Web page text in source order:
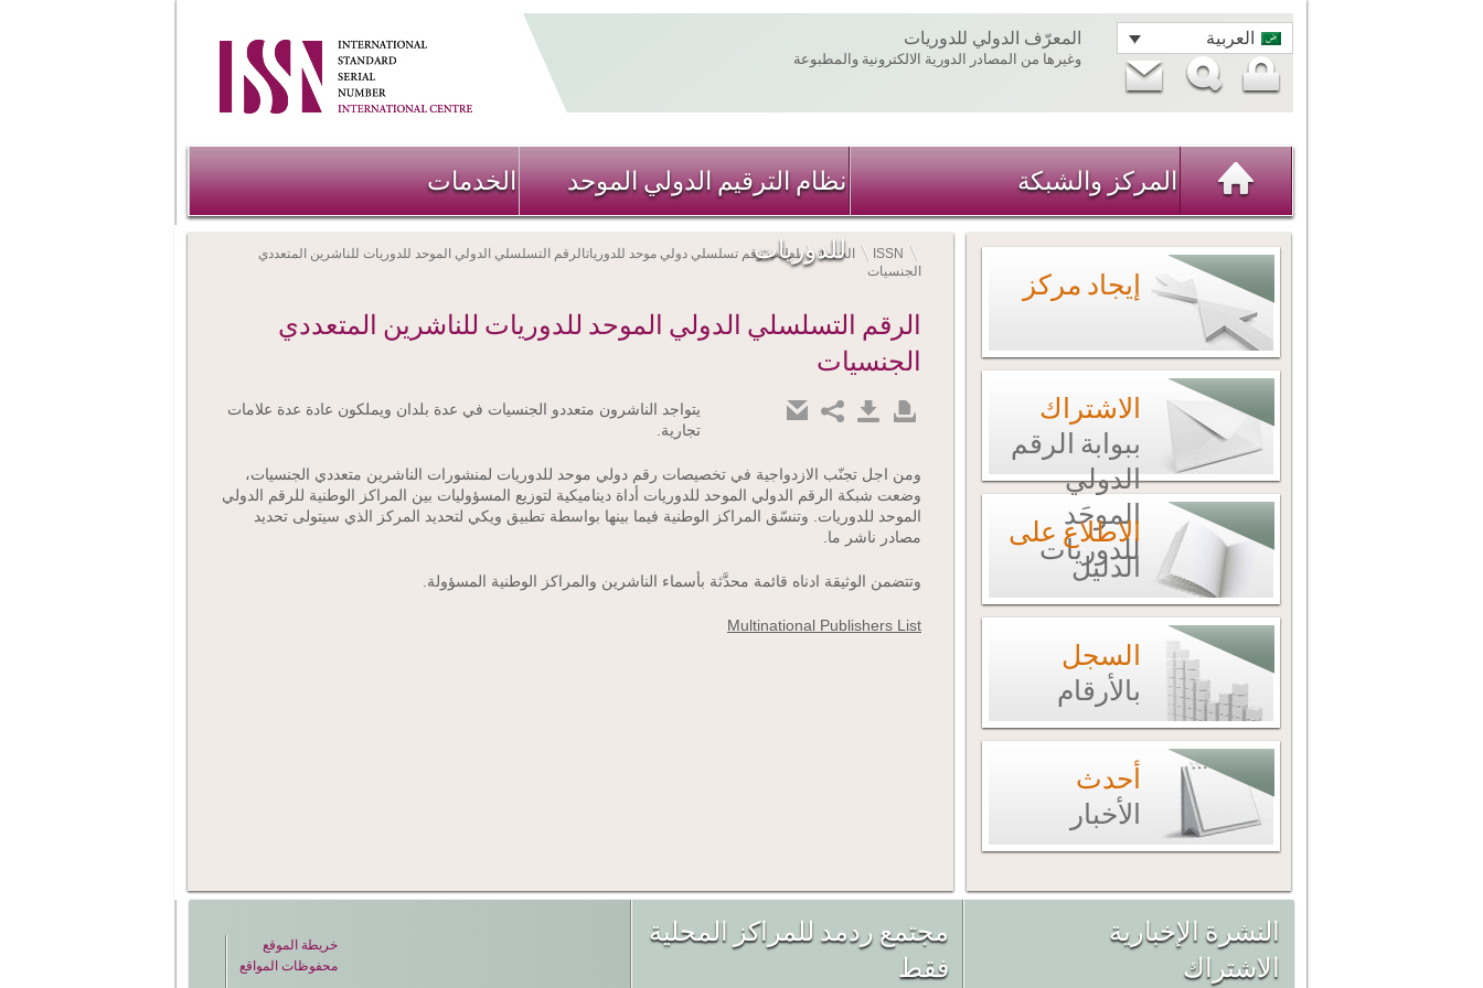
المعرّف الدولي للدوريات
وغيرها من المصادر الدورية الالكترونية والمطبوعة
العربية
المركز والشبكة نظام الترقيم الدولي الموحد
للدوريات
الخدمات
ISSN الخدمات لطلب رقم تسلسلي دولي موحد للدورياتالرقم التسلسلي الدولي الموحد للدوريات للناشرين المتعددي
الجنسيات
الرقم التسلسلي الدولي الموحد للدوريات للناشرين المتعددي
الجنسيات
يتواجد الناشرون متعددو الجنسيات في عدة بلدان ويملكون عادة عدة علامات
تجارية.
ومن اجل تجنّب الازدواجية في تخصيصات رقم دولي موحد للدوريات لمنشورات الناشرين متعددي الجنسيات،
وضعت شبكة الرقم الدولي الموحد للدوريات أداة ديناميكية لتوزيع المسؤوليات بين المراكز الوطنية للرقم الدولي
الموحد للدوريات. وتنسّق المراكز الوطنية فيما بينها بواسطة تطبيق ويكي لتحديد المركز الذي سيتولى تحديد
مصادر ناشر ما.
وتتضمن الوثيقة ادناه قائمة محدَّثة بأسماء الناشرين والمراكز الوطنية المسؤولة.
Multinational Publishers List
إيجاد مركز
الاشتراك
ببوابة الرقم
الدولي
الموحَد
للدوريات
الاطلاع على
الدليل
السجل
بالأرقام
أحدث
الأخبار
خريطة الموقع
محفوظات المواقع
مجتمع ردمد للمراكز المحلية
فقط
النشرة الإخبارية
الاشتراك